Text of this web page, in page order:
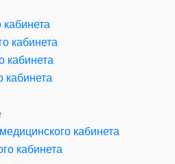
кабинета
кабинета
кабинета
кабинета
кабинета